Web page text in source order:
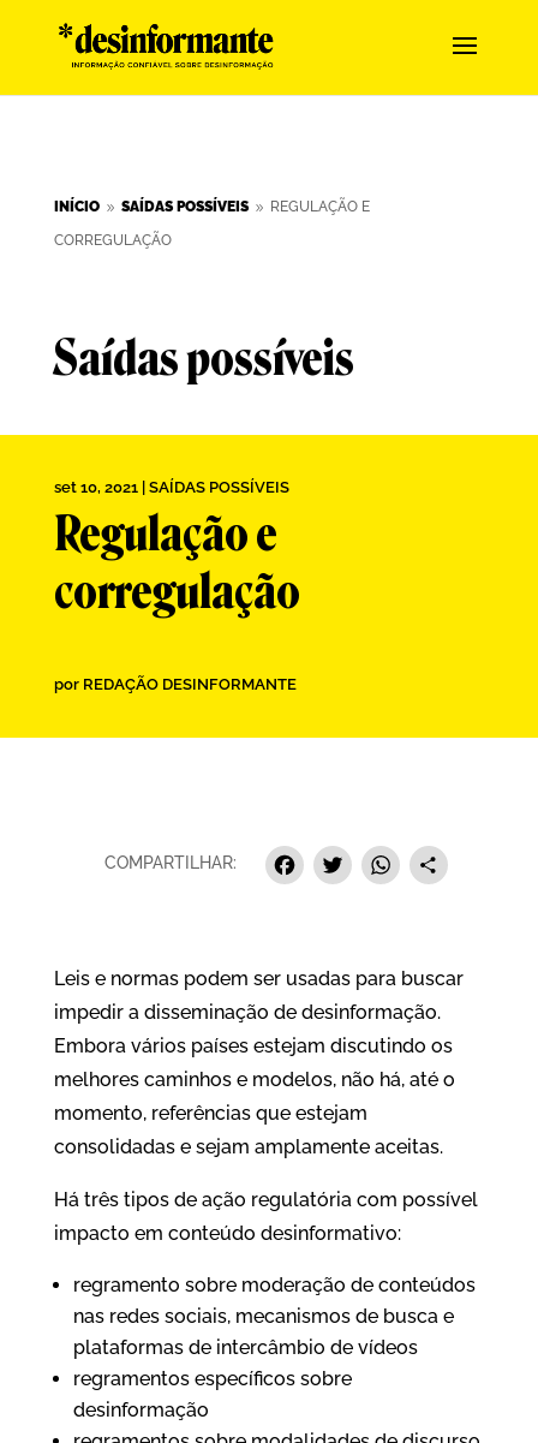
INÍCIO 9 SAÍDAS POSSÍVEIS 9
REGULAÇÃO E
CORREGULAÇÃO
Saídas possíveis
set 10, 2021| SAÍDAS POSSÍVEIS
Regulação e
corregulação
por REDAÇÃO DESINFORMANTE
COMPARTILHAR: Facebook
Twitter
Leis e normas podem ser usadas para buscar
impedir a disseminação de desinformação.
Embora vários países estejam discutindo os
melhores caminhos e modelos, não há, até o
momento, referências que estejam
consolidadas e sejam amplamente aceitas.
Há três tipos de ação regulatória com possível
impacto em conteúdo desinformativo:
regramento sobre moderação de conteúdos
nas redes sociais, mecanismos de busca e
plataformas de intercâmbio de vídeos
regramentos específicos sobre
desinformação